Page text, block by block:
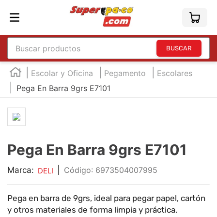
Buscar productos
Escolar y Oficina Pegamento
Escolares
Pega En Barra 9grs E7101
Pega En Barra 9grs E7101
Marca: DELI : 6973504007995
Pega en barra de 9grs, ideal para pegar papel, cartón
y otros materiales de forma limpia y práctica.
TÉRMINOS MÁS BUSCADOS
1.
england
2.
marcador e300
3
5.
mouse
6.
marcadores
7.
audifonos
8.
teclado